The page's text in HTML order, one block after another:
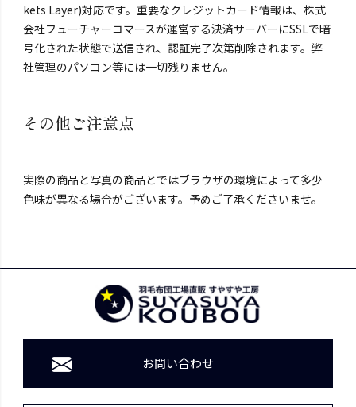
kets Layer)対応です。重要なクレジットカード情報は、株式
会社フューチャーコマースが運営する決済サーバーにSSLで暗
号化された状態で送信され、認証完了次第削除されます。弊
社管理のパソコン等には一切残りません。
その他ご注意点
実際の商品と写真の商品とではブラウザの環境によって多少
色味が異なる場合がございます。予めご了承くださいませ。
お問い合わせ